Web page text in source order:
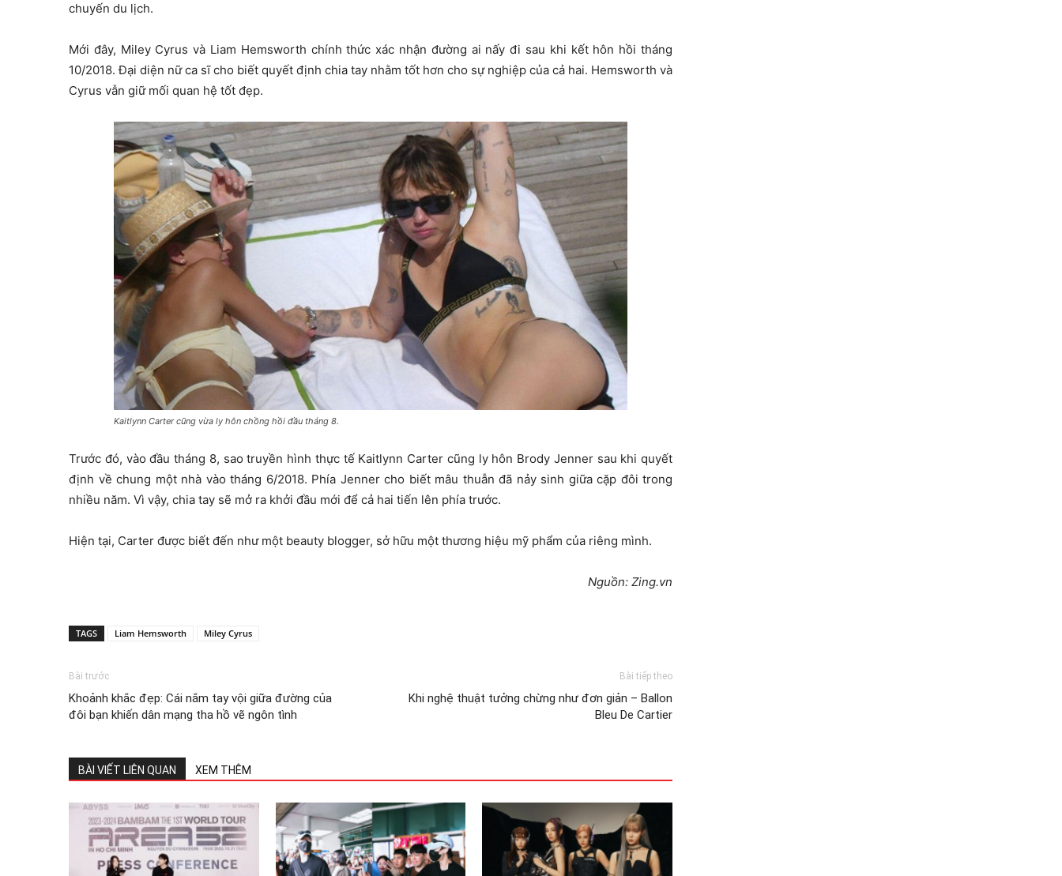
chuyến du lịch.
Mới đây, Miley Cyrus và Liam Hemsworth chính thức xác nhận đường ai nấy đi sau khi kết hôn hồi tháng
10/2018. Đại diện nữ ca sĩ cho biết quyết định chia tay nhằm tốt hơn cho sự nghiệp của cả hai. Hemsworth và
Cyrus vẫn giữ mối quan hệ tốt đẹp.
Kaitlynn Carter cũng vừa ly hôn chồng hồi đầu tháng 8.
Trước đó, vào đầu tháng 8, sao truyền hình thực tế Kaitlynn Carter cũng ly hôn Brody Jenner sau khi quyết
định về chung một nhà vào tháng 6/2018. Phía Jenner cho biết mâu thuẫn đã nảy sinh giữa cặp đôi trong
nhiều năm. Vì vậy, chia tay sẽ mở ra khởi đầu mới để cả hai tiến lên phía trước.
Hiện tại, Carter được biết đến như một beauty blogger, sở hữu một thương hiệu mỹ phẩm của riêng mình.
Nguồn: Zing.vn
TAGS Liam Hemsworth Miley Cyrus
Bài trước
Khoảnh khắc đẹp: Cái nắm tay vội giữa đường của
đôi bạn khiến dân mạng tha hồ vẽ ngôn tình
Bài tiếp theo
Khi nghệ thuật tưởng chừng như đơn giản – Ballon
Bleu De Cartier
BÀI VIẾT LIÊN QUAN XEM THÊM